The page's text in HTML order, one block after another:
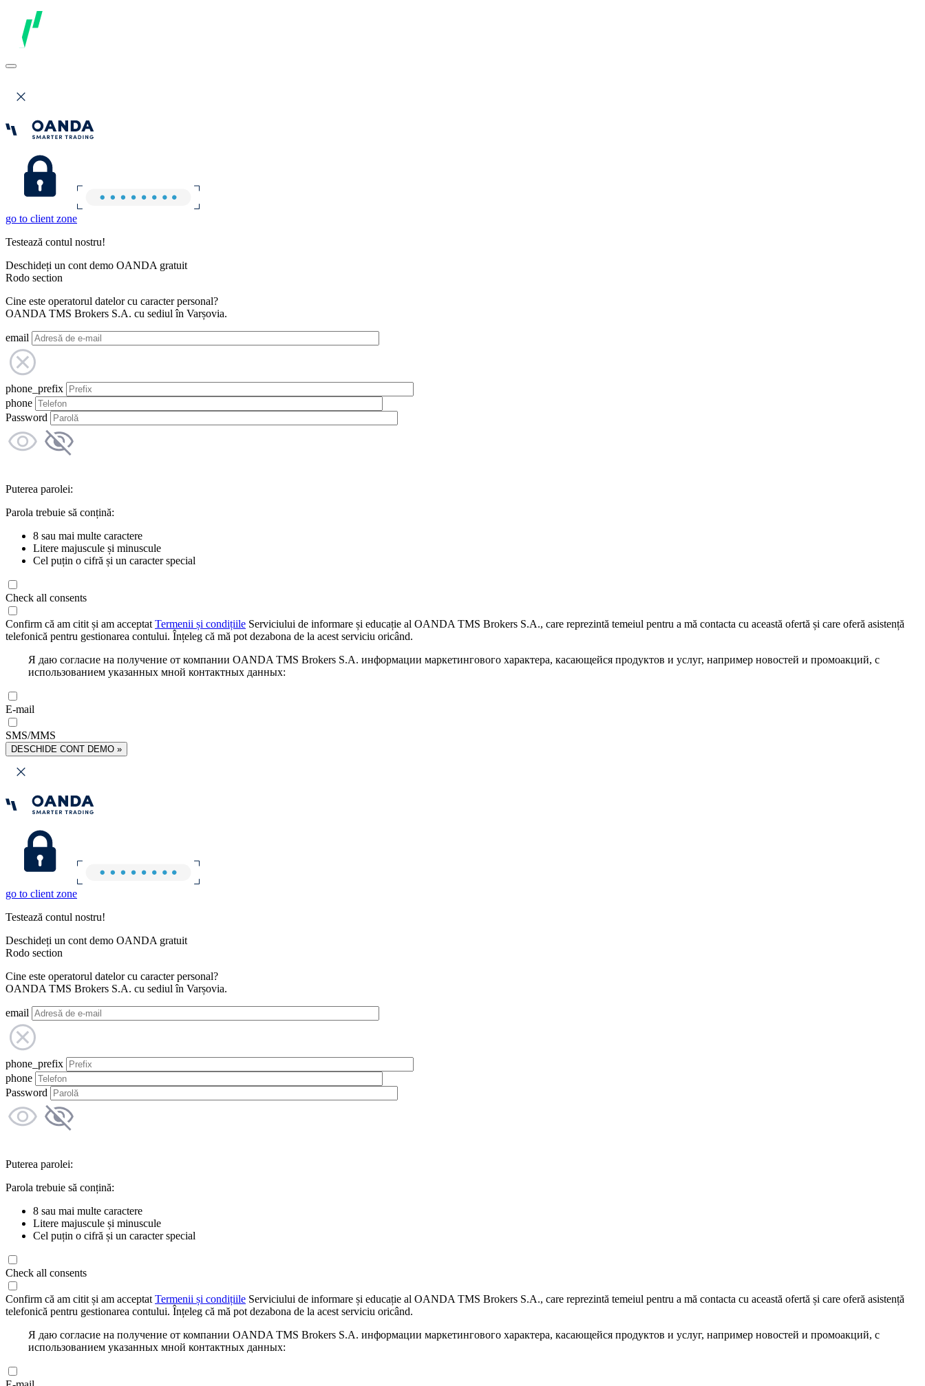
go to client zone
Testează contul nostru!
Deschideți un cont demo OANDA gratuit
Rodo section
Cine este operatorul datelor cu caracter personal?
OANDA TMS Brokers S.A. cu sediul în Varșovia.
email
phone_prefix
phone
Password
Puterea parolei:
Parola trebuie să conțină:
8 sau mai multe caractere
Litere majuscule și minuscule
Cel puțin o cifră și un caracter special
Check all consents
Confirm că am citit și am acceptat Termenii și condițiile Serviciului de informare și educație al OANDA TMS Brokers S.A., care reprezintă temeiul pentru a mă contacta cu această ofertă și care oferă asistență
telefonică pentru gestionarea contului. Înțeleg că mă pot dezabona de la acest serviciu oricând.
Я даю согласие на получение от компании OANDA TMS Brokers S.A. информации маркетингового характера, касающейся продуктов и услуг, например новостей и промоакций, с
использованием указанных мной контактных данных:
E-mail
SMS/MMS
DESCHIDE CONT DEMO »
go to client zone
Testează contul nostru!
Deschideți un cont demo OANDA gratuit
Rodo section
Cine este operatorul datelor cu caracter personal?
OANDA TMS Brokers S.A. cu sediul în Varșovia.
email
phone_prefix
phone
Password
Puterea parolei:
Parola trebuie să conțină:
8 sau mai multe caractere
Litere majuscule și minuscule
Cel puțin o cifră și un caracter special
Check all consents
Confirm că am citit și am acceptat Termenii și condițiile Serviciului de informare și educație al OANDA TMS Brokers S.A., care reprezintă temeiul pentru a mă contacta cu această ofertă și care oferă asistență
telefonică pentru gestionarea contului. Înțeleg că mă pot dezabona de la acest serviciu oricând.
Я даю согласие на получение от компании OANDA TMS Brokers S.A. информации маркетингового характера, касающейся продуктов и услуг, например новостей и промоакций, с
использованием указанных мной контактных данных: